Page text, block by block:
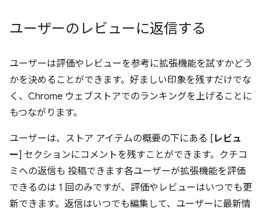
ユーザーのレビューに返信する
ユーザーは評価やレビューを参考に拡張機能を試すかどう
かを決めることができます。好ましい印象を残すだけでな
く、Chrome ウェブストアでのランキングを上げることに
もつながります。
ユーザーは、ストア アイテムの概要の下にある [ レビュ
ー] セクションにコメントを残すことができます。クチコ
ミへの返信も 投稿できます各ユーザーが拡張機能を評価
できるのは 1 回のみですが、評価やレビューはいつでも更
新できます。返信はいつでも編集して、ユーザーに最新情